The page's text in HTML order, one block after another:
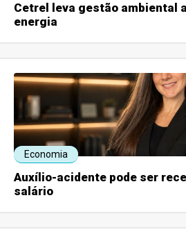
Cetrel leva gestão ambiental
energia
Economia
Auxílio-acidente pode ser
salário